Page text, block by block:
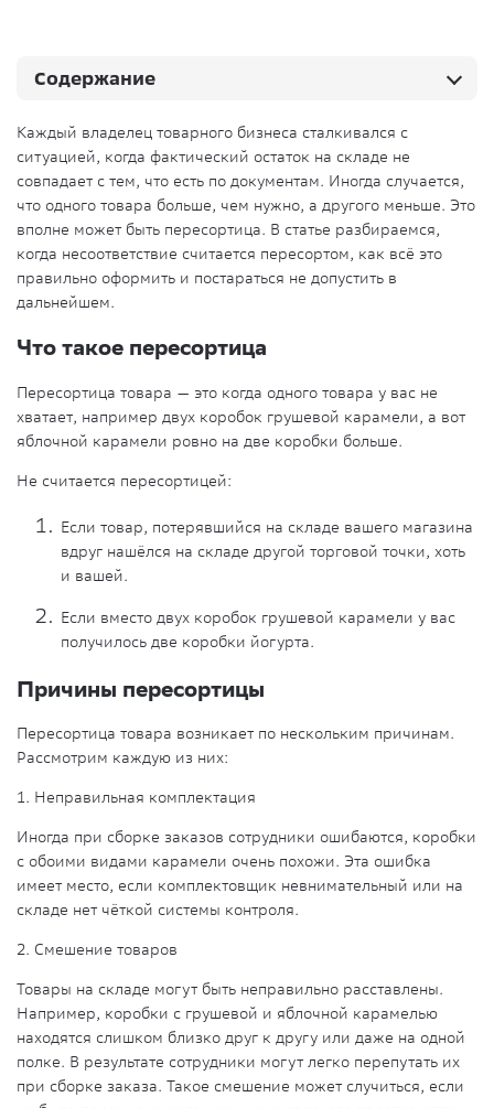
Каждый владелец товарного бизнеса сталкивался с
ситуацией, когда фактический остаток на складе не
совпадает с тем, что есть по документам. Иногда случается,
что одного товара больше, чем нужно, а другого меньше. Это
вполне может быть пересортица. В статье разбираемся,
когда несоответствие считается пересортом, как всё это
правильно оформить и постараться не допустить в
дальнейшем.
Что такое пересортица
Пересортица товара — это когда одного товара у вас не
хватает, например двух коробок грушевой карамели, а вот
яблочной карамели ровно на две коробки больше.
Не считается пересортицей:
Если товар, потерявшийся на складе вашего магазина
вдруг нашёлся на складе другой торговой точки, хоть
и вашей.
Если вместо двух коробок грушевой карамели у вас
получилось две коробки йогурта.
Причины пересортицы
Пересортица товара возникает по нескольким причинам.
Рассмотрим каждую из них:
1. Неправильная комплектация
Иногда при сборке заказов сотрудники ошибаются, коробки
с обоими видами карамели очень похожи. Эта ошибка
имеет место, если комплектовщик невнимательный или на
складе нет чёткой системы контроля.
2. Смешение товаров
Товары на складе могут быть неправильно расставлены.
Например, коробки с грушевой и яблочной карамелью
находятся слишком близко друг к другу или даже на одной
полке. В результате сотрудники могут легко перепутать их
при сборке заказа. Такое смешение может случиться, если
Содержание